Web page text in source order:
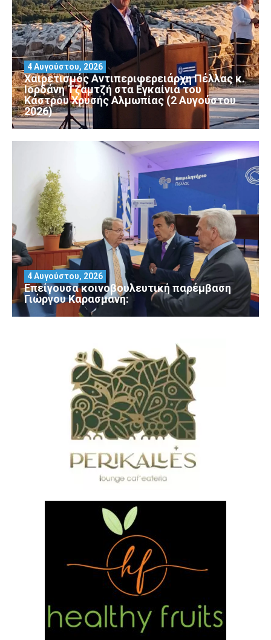
Χαιρετισμός Αντιπεριφερειάρχη Πέλλας κ.
Ιορδάνη Τζαμτζή στα Εγκαίνια του
Κάστρου Χρυσής Αλμωπίας (2 Αυγούστου
2026)
4 Αυγούστου, 2026
Επείγουσα κοινοβουλευτική παρέμβαση
Γιώργου Καρασμάνη:
4 Αυγούστου, 2026